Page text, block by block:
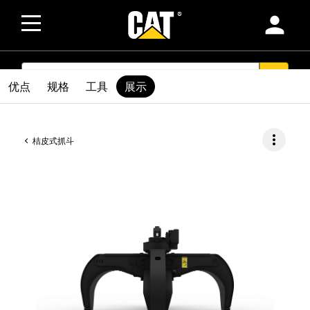
person
SEARCH
桔皮式抓斗 more_vert
优点 规格 工具 展示